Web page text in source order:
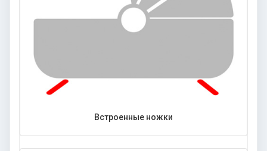
Встроенные ножки